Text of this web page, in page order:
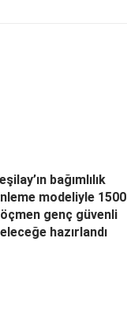
bağımlılık
modeliyle 1500
genç güvenli
hazırlandı